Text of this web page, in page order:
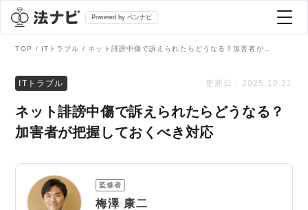
Powered by ベンナビ
全て
刑事事件
弁護士を探す
TOP ITトラブル
ITトラブル 更新日： 2025.10.21
ネット誹謗中傷で訴えられたらどうなる？
加害者が把握しておくべき対応
監修者
梅澤 康二